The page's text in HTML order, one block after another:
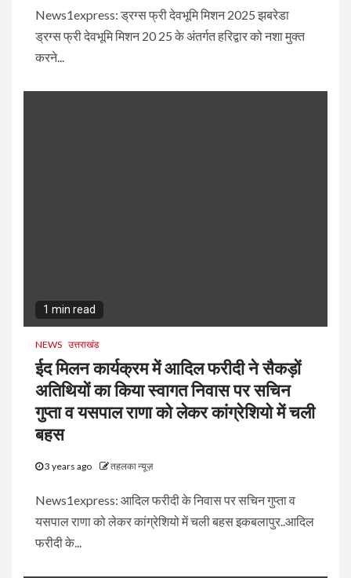
News1express: ड्रग्स फ्री देवभूमि मिशन 2025 झबरेडा
ड्रग्स फ्री देवभूमि मिशन 20 25 के अंतर्गत हरिद्वार को नशा मुक्त
करने...
1 min read
NEWS उत्तराखंड
ईद मिलन कार्यक्रम में आदिल फरीदी ने सैकड़ों
अतिथियों का किया स्वागत निवास पर सचिन
गुप्ता व यसपाल राणा को लेकर कांग्रेशियो में चली
बहस
3 years ago तहलका न्यूज़
News1express: आदिल फरीदी के निवास पर सचिन गुप्ता व
यसपाल राणा को लेकर कांग्रेशियो में चली बहस इकबलापुर..आदिल
फरीदी के...